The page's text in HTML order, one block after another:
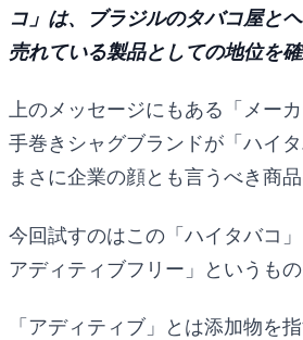
コ」は、ブラジルのタバコ屋と
売れている製品としての地位を確
上のメッセージにもある「メー
手巻きシャグブランドが「ハイタ
まさに企業の顔とも言うべき商品
今回試すのはこの「ハイタバコ
アディティブフリー」というもの
「アディティブ」とは添加物を